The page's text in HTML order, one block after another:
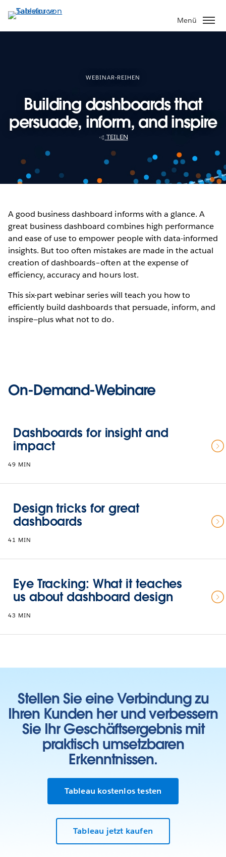
Direkt
zum
Inhalt
Menü
WEBINAR-REIHEN
Building dashboards that
persuade, inform, and inspire
TEILEN
A good business dashboard informs with a glance. A
great business dashboard combines high performance
and ease of use to empower people with data-informed
insights. But too often mistakes are made in the actual
creation of dashboards–often at the expense of
efficiency, accuracy and hours lost.
This six-part webinar series will teach you how to
efficiently build dashboards that persuade, inform, and
inspire—plus what not to do.
On-Demand-Webinare
Dashboards for insight and
impact
49 MIN
Design tricks for great
dashboards
41 MIN
Eye Tracking: What it teaches
us about dashboard design
43 MIN
Stellen Sie eine Verbindung zu
Ihren Kunden her und verbessern
Sie Ihr Geschäftsergebnis mit
praktisch umsetzbaren
Erkenntnissen.
Tableau kostenlos testen
Tableau jetzt kaufen